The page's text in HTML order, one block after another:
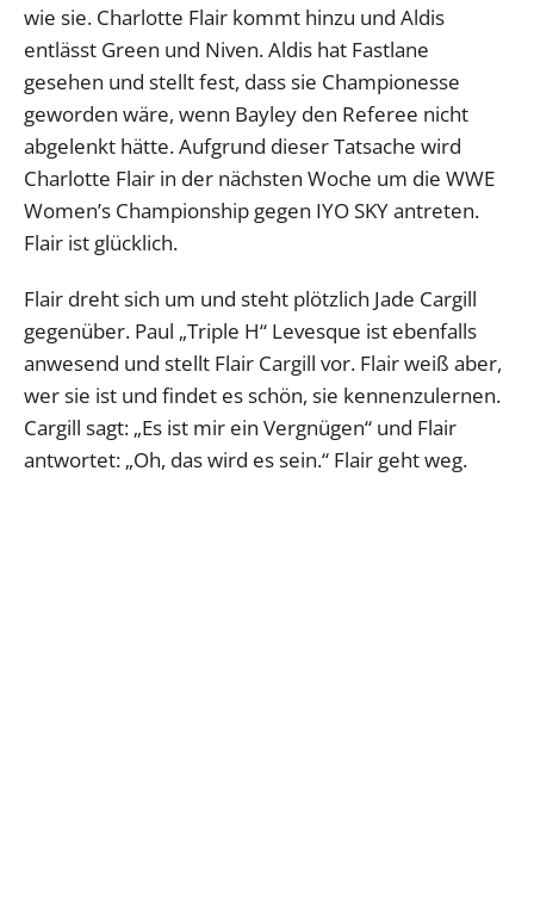
wie sie. Charlotte Flair kommt hinzu und Aldis
entlässt Green und Niven. Aldis hat Fastlane
gesehen und stellt fest, dass sie Championesse
geworden wäre, wenn Bayley den Referee nicht
abgelenkt hätte. Aufgrund dieser Tatsache wird
Charlotte Flair in der nächsten Woche um die WWE
Women’s Championship gegen IYO SKY antreten.
Flair ist glücklich.
Flair dreht sich um und steht plötzlich Jade Cargill
gegenüber. Paul „Triple H“ Levesque ist ebenfalls
anwesend und stellt Flair Cargill vor. Flair weiß aber,
wer sie ist und findet es schön, sie kennenzulernen.
Cargill sagt: „Es ist mir ein Vergnügen“ und Flair
antwortet: „Oh, das wird es sein.“ Flair geht weg.